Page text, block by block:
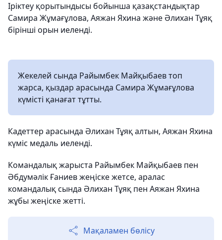
Іріктеу қорытындысы бойынша қазақстандықтар
Самира Жұмағұлова, Аяжан Яхина және Әлихан Тұяқ
бірінші орын иеленді.
Жекелей сында Райымбек Майқыбаев топ
жарса, қыздар арасында Самира Жұмағұлова
күмісті қанағат тұтты.
Кадеттер арасында Әлихан Тұяқ алтын, Аяжан Яхина
күміс медаль иеленді.
Командалық жарыста Райымбек Майқыбаев пен
Әбдумәлік Ғаниев жеңіске жетсе, аралас
командалық сында Әлихан Тұяқ пен Аяжан Яхина
жұбы жеңіске жетті.
Мақаламен бөлісу